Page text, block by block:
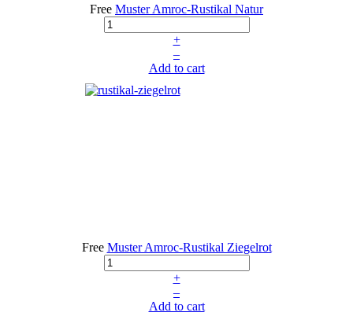
Free Muster Amroc-Rustikal Natur
+
–
Add to cart
Free Muster Amroc-Rustikal Ziegelrot
+
–
Add to cart